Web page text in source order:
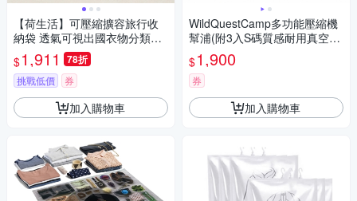
【荷生活】可壓縮擴容旅行收
納袋 透氣可視出國衣物分類六
件組-2入組
$1,911 78折
挑戰低價 券
加入購物車
WildQuestCamp多功能壓縮機
幫浦(附3入S碼質感耐用真空
袋)
$1,900
券
加入購物車